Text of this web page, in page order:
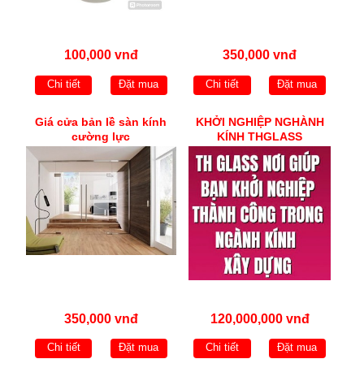
100,000 vnđ
Chi tiết Đặt mua
350,000 vnđ
Chi tiết Đặt mua
Giá cửa bản lề sàn kính
cường lực
350,000 vnđ
Chi tiết Đặt mua
KHỞI NGHIỆP NGHÀNH
KÍNH THGLASS
120,000,000 vnđ
Chi tiết Đặt mua